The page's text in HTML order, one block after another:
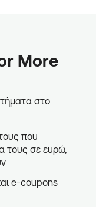
More
στο
που
τους σε ευρώ,
e-coupons